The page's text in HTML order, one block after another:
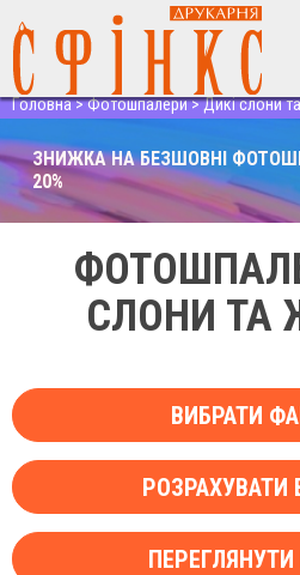
Головна>Фотошпалери>Дикі слони
ЗНИЖКА НА БЕЗШОВНІ
20%
СЛОНИ ТА
ВИБРАТИ
РОЗРАХУВАТИ
ПЕРЕГЛЯНУТИ